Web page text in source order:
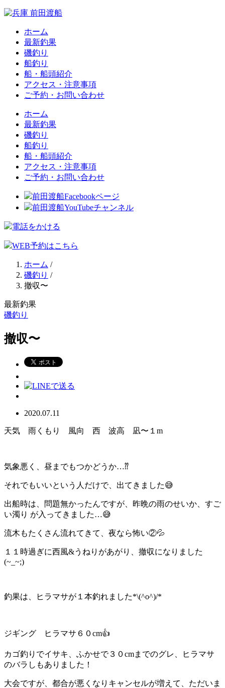
ホーム
最新釣果
磯釣り
船釣り
船・船頭紹介
アクセス・注意事項
ご予約・お問い合わせ
ホーム
最新釣果
磯釣り
船釣り
船・船頭紹介
アクセス・注意事項
ご予約・お問い合わせ
前田渡船Facebookページ
前田渡船YouTubeチャンネル
電話をかける
WEB予約はこちら
ホーム /
磯釣り /
撤収〜
最新釣果
磯釣り
撤収〜
2020.07.11
天気 雨くもり 風向 西 波高 凪〜１m
気象悪く、昼までもつかどうか…⁇
それでもいいという人だけで、出てきました😅
出船時は、問題無かったんですが、昨晩の雨のせいか、すご
い濁り が入ってきました…😅
流木もたくさん流れてきて、夜なら怖い②💦
１１時過ぎに西風&うねりがあがり、撤収になりました
(~_~;)
釣果は、ヒラマサが１本釣れました*\(^o^)/*
ジギング ヒラマサ６０cm👍
カゴ釣りでイサキ、ふかせで３０cmまでのグレ、ヒラマサ
のバラしもありました！
大会ですが、都合が悪くなりキャンセルが増えて、ただいま